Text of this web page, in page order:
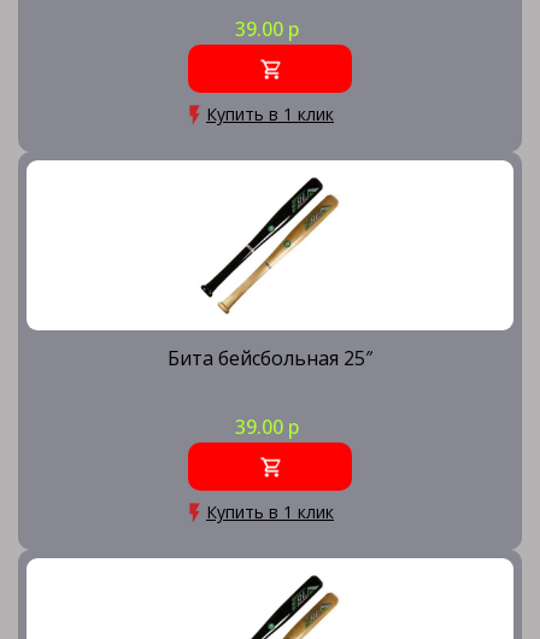
39.00 р
Купить в 1 клик
Бита бейсбольная 25″
39.00 р
Купить в 1 клик